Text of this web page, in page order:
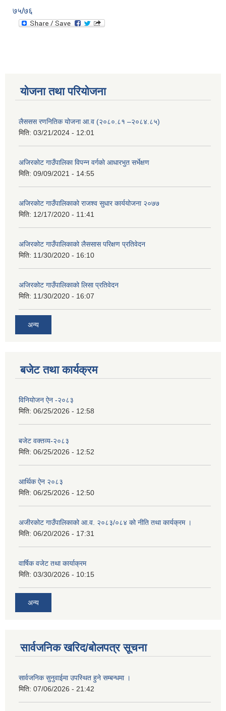
७५/७६
योजना तथा परियोजना
लैससस रणनितिक योजना आ.व (२०८०.८१ –२०८४.८५)
मिति: 03/21/2024 - 12:01
अजिरकाेट गाउँपालिका विपन्न वर्गकाे आधारभुत सर्भेक्षण
मिति: 09/09/2021 - 14:55
अजिरकोट गाउँपालिकाको राजश्व सुधार कार्ययोजना २०७७
मिति: 12/17/2020 - 11:41
अजिरकोट गाउँपालिकाको लैससास परिक्षण प्रतिवेदन
मिति: 11/30/2020 - 16:10
अजिरकोट गाउँपालिकाको लिसा प्रतिवेदन
मिति: 11/30/2020 - 16:07
अन्य
बजेट तथा कार्यक्रम
विनियोजन ऐन -२०८३
मिति: 06/25/2026 - 12:58
बजेट वक्तव्य-२०८३
मिति: 06/25/2026 - 12:52
आर्थिक ऐन २०८३
मिति: 06/25/2026 - 12:50
अजीरकोट गाउँपालिकाको आ.व. २०८३/०८४ को नीति तथा कार्यक्रम ।
मिति: 06/20/2026 - 17:31
वार्षिक वजेट तथा कार्याक्रम
मिति: 03/30/2026 - 10:15
अन्य
सार्वजनिक खरिद/बोलपत्र सूचना
सार्वजनिक सुनुवाईमा उपस्थित हुने सम्बन्धमा ।
मिति: 07/06/2026 - 21:42